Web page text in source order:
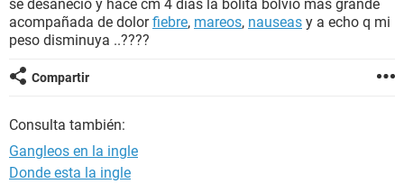
se desanecio y hace cm 4 dias la bolita bolvio mas grande
acompañada de dolorfiebre, mareos, nauseas y a echo q mi
peso disminuya ..????
Compartir
Consulta también:
Gangleos en la ingle
Donde esta la ingle